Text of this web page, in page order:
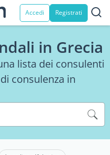
Accedi Registrati
in Grecia
lista dei consulenti
consulenza in